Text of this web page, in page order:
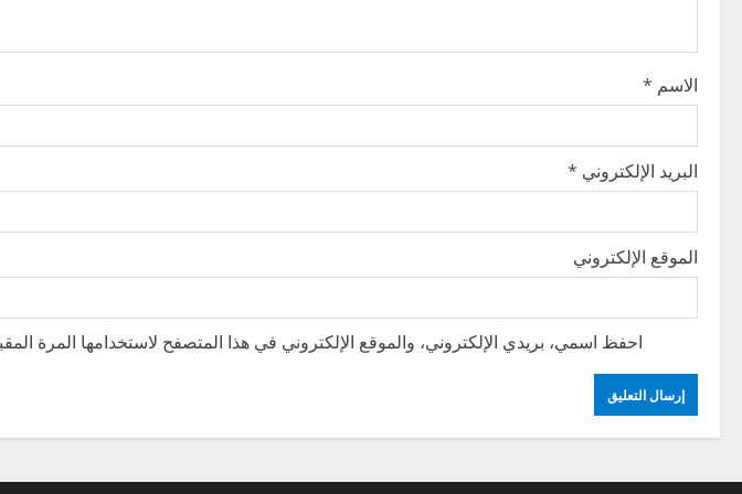
i
o
n
الاسم *
البريد الإلكتروني *
الموقع الإلكتروني
احفظ اسمي، بريدي الإلكتروني، والموقع الإلكتروني في هذا المتصفح لاستخدامها المرة